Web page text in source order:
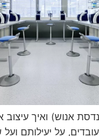
אנוש) ואיך עיצוב
על יעילותם ועל